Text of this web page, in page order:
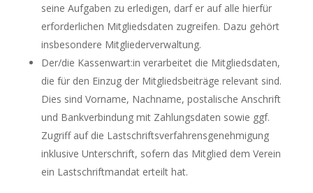
seine Aufgaben zu erledigen, darf er auf alle hierfür
erforderlichen Mitgliedsdaten zugreifen. Dazu gehört
insbesondere Mitgliederverwaltung.
Der/die Kassenwart:in verarbeitet die Mitgliedsdaten,
die für den Einzug der Mitgliedsbeiträge relevant sind.
Dies sind Vorname, Nachname, postalische Anschrift
und Bankverbindung mit Zahlungsdaten sowie ggf.
Zugriff auf die Lastschriftsverfahrensgenehmigung
inklusive Unterschrift, sofern das Mitglied dem Verein
ein Lastschriftmandat erteilt hat.